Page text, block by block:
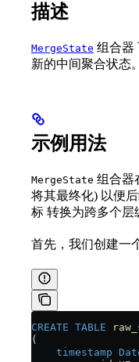
描述
MergeState 组合器
新的中间聚合状态。
示例用法
MergeState 组合器
将其最终化) 以便
标 转换为跨多个
首先，我们创建一
CREATE TABLE
(
    timestamp